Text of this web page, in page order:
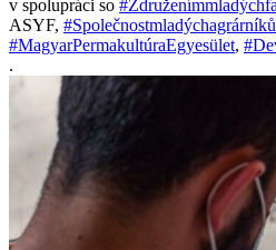
v spolupráci so
ASYF,
#MagyarPermakultúraEgyesület,
.